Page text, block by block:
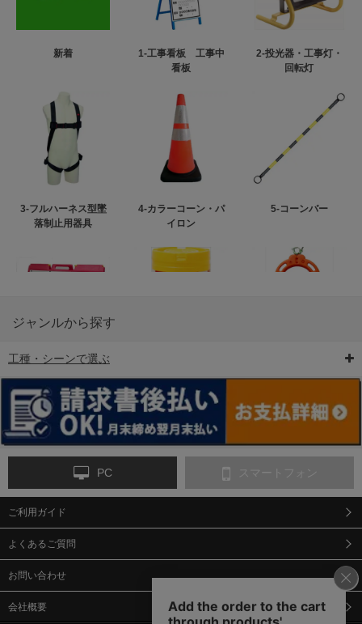
新着
1-工事看板 工事中
看板
2-投光器・工事灯・
回転灯
3-フルハーネス型墜
落制止用器具
4-カラーコーン・パ
イロン
5-コーンバー
6-矢印板/LED矢印板
ンス
9-点字マット・タイ
ジャンルから探す
工種・シーンで選ぶ
PC スマートフォン
ご利用ガイド
よくあるご質問
お問い合わせ
会社概要